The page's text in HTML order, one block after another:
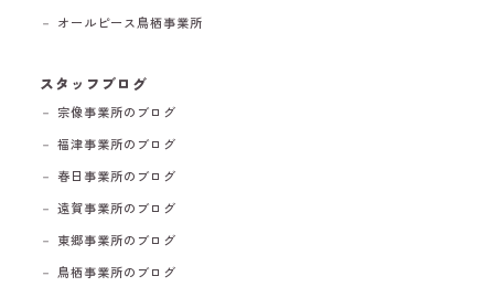
－ オールピース鳥栖事業所
スタッフブログ
－ 宗像事業所のブログ
－ 福津事業所のブログ
－ 春日事業所のブログ
－ 遠賀事業所のブログ
－ 東郷事業所のブログ
－ 鳥栖事業所のブログ